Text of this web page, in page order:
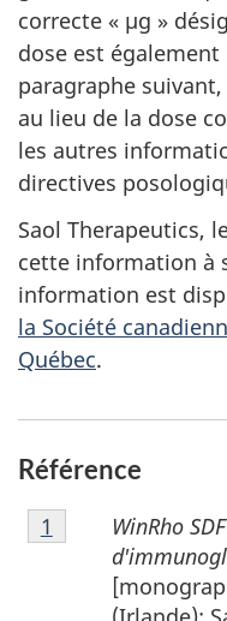
correcte « µg »
dose est
paragraphe
au lieu de la dose
les autres
directives
Saol Therapeutics,
cette information à
information est
la Société
Québec.
Référence
Note
de
WinRho
Retour à la
1